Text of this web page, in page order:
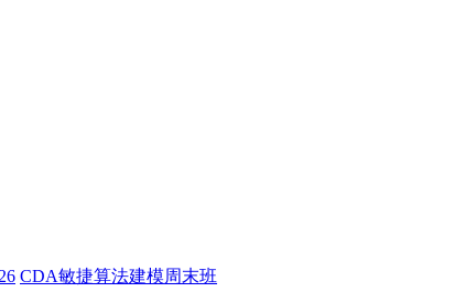
CDA敏捷算法建模周末班